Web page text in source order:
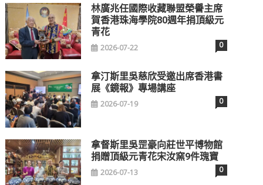
林廣兆任國際收藏聯盟榮譽主席
賀香港珠海學院80週年捐頂級元
青花
2026-07-22 0
拿汀斯里吳慈欣受邀出席香港書
展《鏡報》專場講座
2026-07-19 0
拿督斯里吳罡豪向莊世平博物館
捐贈頂級元青花宋汝窯9件瑰寶
2026-07-13 0